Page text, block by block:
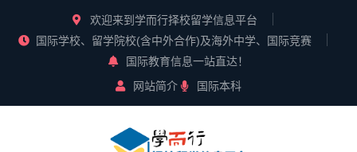
欢迎来到学而行择校留学信息平台
国际学校、留学院校(含中外合作)及海外中学、国际竞赛
国际教育信息一站直达！
网站简介
国际本科